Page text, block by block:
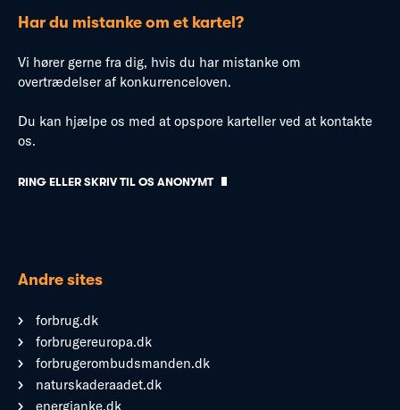
Har du mistanke om et kartel?
Vi hører gerne fra dig, hvis du har mistanke om
overtrædelser af konkurrenceloven.
Du kan hjælpe os med at opspore karteller ved at kontakte
os.
RING ELLER SKRIV TIL OS ANONYMT
Andre sites
forbrug.dk
forbrugereuropa.dk
forbrugerombudsmanden.dk
naturskaderaadet.dk
energianke.dk